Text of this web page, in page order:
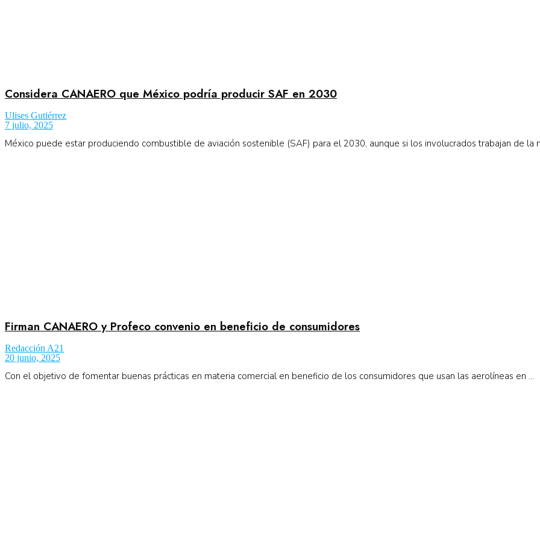
Considera CANAERO que México podría producir SAF en 2030
Ulises Gutiérrez
7 julio, 2025
México puede estar produciendo combustible de aviación sostenible (SAF) para el 2030, aunque si los involucrados trabajan de la
Firman CANAERO y Profeco convenio en beneficio de consumidores
Redacción A21
20 junio, 2025
Con el objetivo de fomentar buenas prácticas en materia comercial en beneficio de los consumidores que usan las aerolíneas en ...